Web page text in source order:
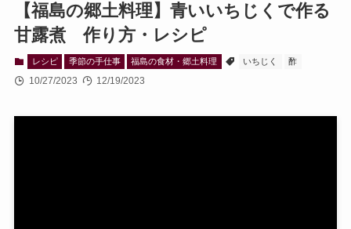
【福島の郷土料理】青いいちじくで作る
甘露煮 作り方・レシピ
レシピ 季節の手仕事 福島の食材・郷土料理 いちじく 酢
10/27/2023 12/19/2023